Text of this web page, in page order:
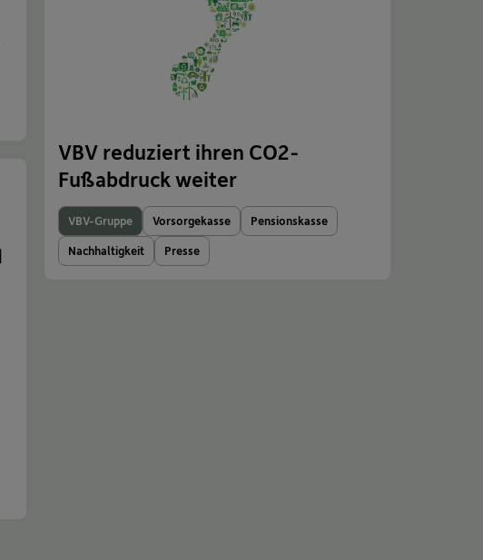
VBV reduziert ihren CO2-
Fußabdruck weiter
VBV-Gruppe Vorsorgekasse
Pensionskasse
Nachhaltigkeit
Presse